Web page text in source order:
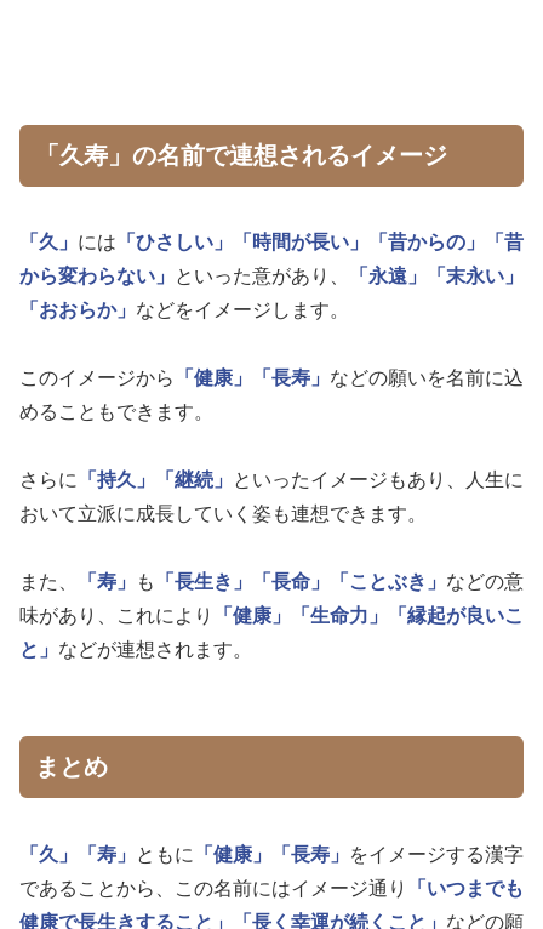
「久寿」の名前で連想されるイメージ
「久」 には 「ひさしい」 「時間が長い」 「昔からの」
「昔
から変わらない」
といった意があり、 「永遠」
「末永い」
「おおらか」 などをイメージします。
このイメージから 「健康」 「長寿」 などの願いを名前に込
めることもできます。
さらに 「持久」 「継続」
といったイメージもあり、人生に
おいて立派に成長していく姿も連想できます。
また、 「寿」 も 「長生き」 「長命」 「ことぶき」 などの意
味があり、これにより
「健康」 「生命力」
「縁起が良いこ
と」 などが連想されます。
まとめ
「久」 「寿」 ともに 「健康」 「長寿」
をイメージする漢字
であることから、この名前にはイメージ通り
「いつまでも
健康で長生きすること」
「長く幸運が続くこと」 などの願